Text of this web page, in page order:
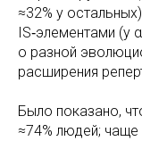
≈32% у
IS‑элементами (у
о разной
расширения
Было показано,
≈74% людей;